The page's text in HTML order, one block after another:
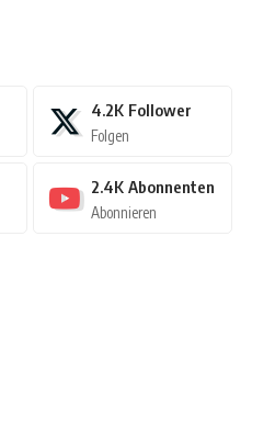
4.2K Follower
Folgen
2.4K Abonnenten
Abonnieren